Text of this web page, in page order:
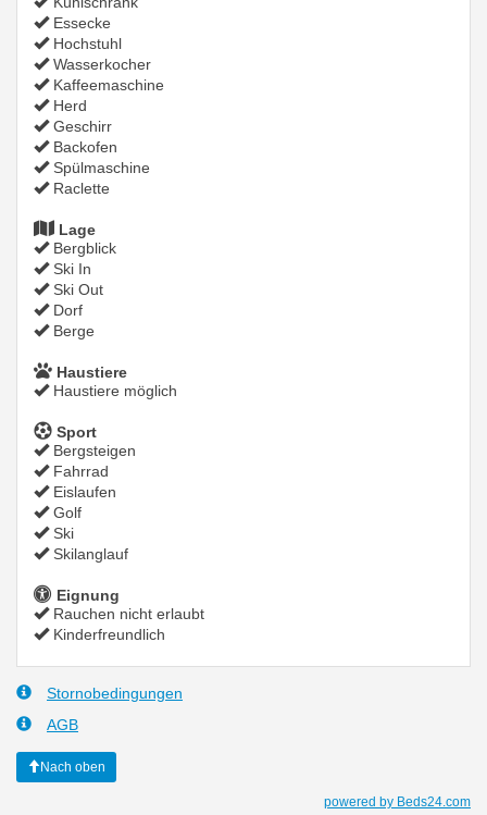
Essecke
Hochstuhl
Wasserkocher
Kaffeemaschine
Herd
Geschirr
Backofen
Spülmaschine
Raclette
Lage
Bergblick
Ski In
Ski Out
Dorf
Berge
Haustiere
Haustiere möglich
Sport
Bergsteigen
Fahrrad
Eislaufen
Golf
Ski
Skilanglauf
Eignung
Rauchen nicht erlaubt
Kinderfreundlich
Stornobedingungen
AGB
Nach oben
powered by Beds24.com